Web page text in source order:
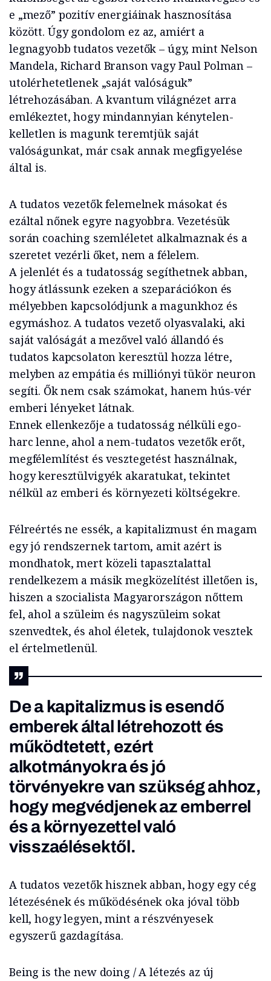
e „mező” pozitív energiáinak hasznosítása
között. Úgy gondolom ez az, amiért a
legnagyobb tudatos vezetők – úgy, mint Nelson
Mandela, Richard Branson vagy Paul Polman –
utolérhetetlenek „saját valóságuk”
létrehozásában. A kvantum világnézet arra
emlékeztet, hogy mindannyian kénytelen-
kelletlen is magunk teremtjük saját
valóságunkat, már csak annak megfigyelése
által is.
A tudatos vezetők felemelnek másokat és
ezáltal nőnek egyre nagyobbra. Vezetésük
során coaching szemléletet alkalmaznak és a
szeretet vezérli őket, nem a félelem.
A jelenlét és a tudatosság segíthetnek abban,
hogy átlássunk ezeken a szeparációkon és
mélyebben kapcsolódjunk a magunkhoz és
egymáshoz. A tudatos vezető olyasvalaki, aki
saját valóságát a mezővel való állandó és
tudatos kapcsolaton keresztül hozza létre,
melyben az empátia és milliónyi tükör neuron
segíti. Ők nem csak számokat, hanem hús-vér
emberi lényeket látnak.
Ennek ellenkezője a tudatosság nélküli ego-
harc lenne, ahol a nem-tudatos vezetők erőt,
megfélemlítést és vesztegetést használnak,
hogy keresztülvigyék akaratukat, tekintet
nélkül az emberi és környezeti költségekre.
Félreértés ne essék, a kapitalizmust én magam
egy jó rendszernek tartom, amit azért is
mondhatok, mert közeli tapasztalattal
rendelkezem a másik megközelítést illetően is,
hiszen a szocialista Magyarországon nőttem
fel, ahol a szüleim és nagyszüleim sokat
szenvedtek, és ahol életek, tulajdonok vesztek
el értelmetlenül.
De a kapitalizmus is esendő
emberek által létrehozott és
működtetett, ezért
alkotmányokra és jó
törvényekre van szükség ahhoz,
hogy megvédjenek az emberrel
és a környezettel való
visszaélésektől.
A tudatos vezetők hisznek abban, hogy egy cég
létezésének és működésének oka jóval több
kell, hogy legyen, mint a részvényesek
egyszerű gazdagítása.
Being is the new doing / A létezés az új